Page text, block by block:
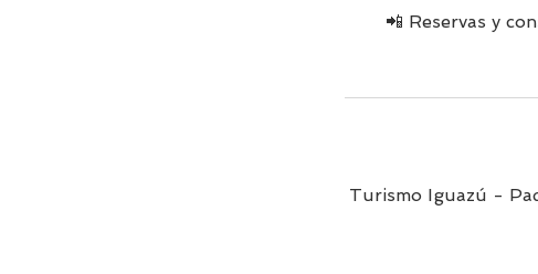
📲 Reservas y
Turismo Iguazú -